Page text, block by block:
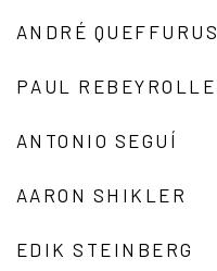
ANDRÉ QUEFFURUS
PAUL REBEYROLLE
ANTONIO SEGUÍ
AARON SHIKLER
EDIK STEINBERG